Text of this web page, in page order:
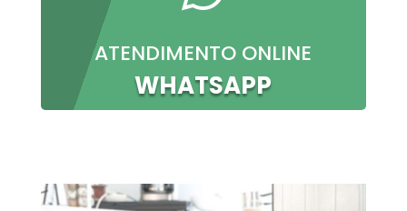
ATENDIMENTO ONLINE
WHATSAPP